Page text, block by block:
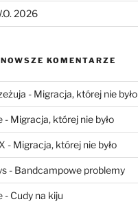
2026
KOMENTARZE
- Migracja, której nie było
- Migracja, której nie było
- Migracja, której nie było
- Bandcampowe problemy
- Cudy na kiju